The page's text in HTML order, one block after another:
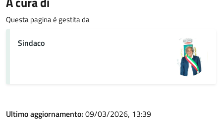
Questa pagina è gestita da
Sindaco
Ultimo aggiornamento: 09/03/2026, 13:39